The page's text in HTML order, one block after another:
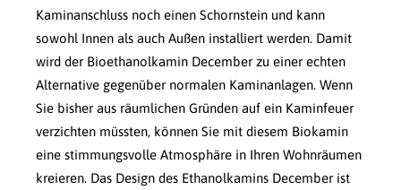
Kaminanschluss noch einen Schornstein und kann
sowohl Innen als auch Außen installiert werden. Damit
wird der Bioethanolkamin December zu einer echten
Alternative gegenüber normalen Kaminanlagen. Wenn
Sie bisher aus räumlichen Gründen auf ein Kaminfeuer
verzichten müssten, können Sie mit diesem Biokamin
eine stimmungsvolle Atmosphäre in Ihren Wohnräumen
kreieren. Das Design des Ethanolkamins December ist